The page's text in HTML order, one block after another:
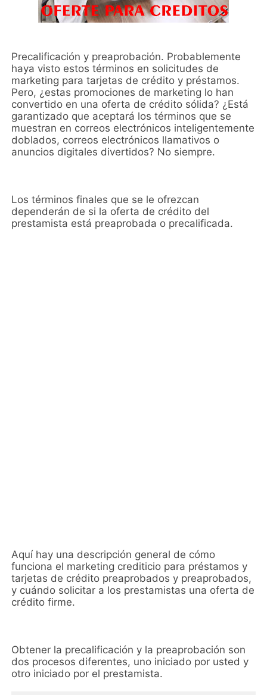
Precalificación y preaprobación. Probablemente
haya visto estos términos en solicitudes de
marketing para tarjetas de crédito y préstamos.
Pero, ¿estas promociones de marketing lo han
convertido en una oferta de crédito sólida? ¿Está
garantizado que aceptará los términos que se
muestran en correos electrónicos inteligentemente
doblados, correos electrónicos llamativos o
anuncios digitales divertidos? No siempre.
Los términos finales que se le ofrezcan
dependerán de si la oferta de crédito del
prestamista está preaprobada o precalificada.
Aquí hay una descripción general de cómo
funciona el marketing crediticio para préstamos y
tarjetas de crédito preaprobados y preaprobados,
y cuándo solicitar a los prestamistas una oferta de
crédito firme.
Obtener la precalificación y la preaprobación son
dos procesos diferentes, uno iniciado por usted y
otro iniciado por el prestamista.